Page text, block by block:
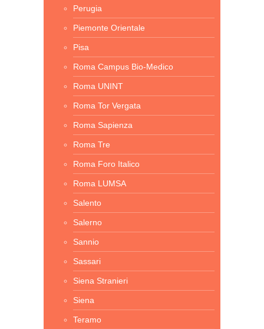
Perugia
Piemonte Orientale
Pisa
Roma Campus Bio-Medico
Roma UNINT
Roma Tor Vergata
Roma Sapienza
Roma Tre
Roma Foro Italico
Roma LUMSA
Salento
Salerno
Sannio
Sassari
Siena Stranieri
Siena
Teramo